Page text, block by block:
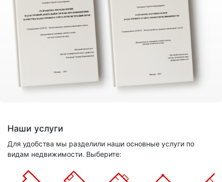
Наши услуги
Для удобства мы разделили наши основные услуги по
видам недвижимости. Выберите: